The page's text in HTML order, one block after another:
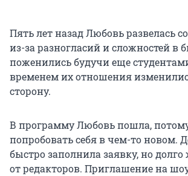
Пять лет назад Любовь развелась
из-за разногласий и сложностей в
поженились будучи еще
временем их отношения
сторону.
В программу Любовь пошла, потому
попробовать себя в чем-то новом.
быстро заполнила заявку, но долго
от редакторов. Приглашение на